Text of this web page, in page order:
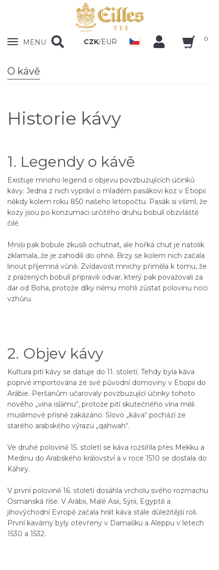
Zobrazit
MENU CZK/EUR 0
O kávě
Historie kávy
1. Legendy o kávě
Existuje mnoho legend o objevu povzbuzujících účinků
kávy. Jedna z nich vypráví o mladém pasákovi koz v Etiopii
někdy kolem roku 850 našeho letopočtu. Pasák si všiml, že
kozy jsou po konzumaci určitého druhu bobulí obzvláště
čilé.
Mniši pak bobule zkusili ochutnat, ale hořká chuť je natolik
zklamala, že je zahodili do ohně. Brzy se kolem nich začala
linout příjemná vůně. Zvídavost mnichy přiměla k tomu, že
z pražených bobulí připravili odvar, který pak považovali za
dar od Boha, protože díky němu mohli zůstat polovinu noci
vzhůru.
2. Objev kávy
Kultura pití kávy se datuje do 11. století. Tehdy byla káva
poprvé importována ze své původní domoviny v Etiopii do
Arábie. Peršanům učarovaly povzbuzující účinky tohoto
nového „vína islámu“, protože pití skutečného vína měli
muslimové přísně zakázáno. Slovo „káva“ pochází ze
starého arabského výrazu „qahwah“.
Ve druhé polovině 15. století se káva rozšířila přes Mekku a
Medinu do Arabského království a v roce 1510 se dostala do
Káhiry.
V první polovině 16. století dosáhla vrcholu svého rozmachu
Osmanská říše. V Arábii, Malé Asii, Sýrii, Egyptě a
jihovýchodní Evropě začala hrát káva stále důležitější roli.
První kavárny byly otevřeny v Damašku a Aleppu v letech
1530 a 1532.